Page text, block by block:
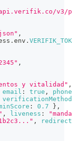
v3/
,
. env .
,
y vitalidad" ,
email : true ,
phone
: 0.7 } ,
, liveness :
,